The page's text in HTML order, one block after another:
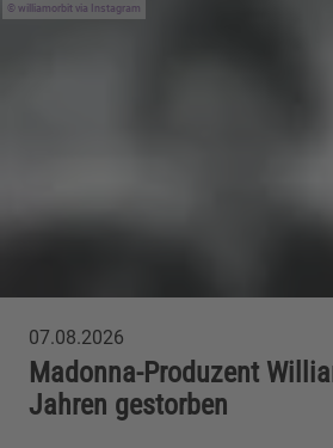
williamorbit via Instagram
07.08.2026
Madonna-Produzent
Jahren gestorben